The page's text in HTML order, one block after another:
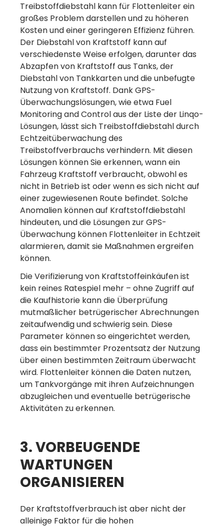
Treibstoffdiebstahl kann für Flottenleiter ein
großes Problem darstellen und zu höheren
Kosten und einer geringeren Effizienz führen.
Der Diebstahl von Kraftstoff kann auf
verschiedenste Weise erfolgen, darunter das
Abzapfen von Kraftstoff aus Tanks, der
Diebstahl von Tankkarten und die unbefugte
Nutzung von Kraftstoff. Dank GPS-
Überwachungslösungen, wie etwa Fuel
Monitoring and Control aus der Liste der Linqo-
Lösungen, lässt sich Treibstoffdiebstahl durch
Echtzeitüberwachung des
Treibstoffverbrauchs verhindern. Mit diesen
Lösungen können Sie erkennen, wann ein
Fahrzeug Kraftstoff verbraucht, obwohl es
nicht in Betrieb ist oder wenn es sich nicht auf
einer zugewiesenen Route befindet. Solche
Anomalien können auf Kraftstoffdiebstahl
hindeuten, und die Lösungen zur GPS-
Überwachung können Flottenleiter in Echtzeit
alarmieren, damit sie Maßnahmen ergreifen
können.
Die Verifizierung von Kraftstoffeinkäufen ist
kein reines Ratespiel mehr – ohne Zugriff auf
die Kaufhistorie kann die Überprüfung
mutmaßlicher betrügerischer Abrechnungen
zeitaufwendig und schwierig sein. Diese
Parameter können so eingerichtet werden,
dass ein bestimmter Prozentsatz der Nutzung
über einen bestimmten Zeitraum überwacht
wird. Flottenleiter können die Daten nutzen,
um Tankvorgänge mit ihren Aufzeichnungen
abzugleichen und eventuelle betrügerische
Aktivitäten zu erkennen.
3. VORBEUGENDE
WARTUNGEN
ORGANISIEREN
Der Kraftstoffverbrauch ist aber nicht der
alleinige Faktor für die hohen